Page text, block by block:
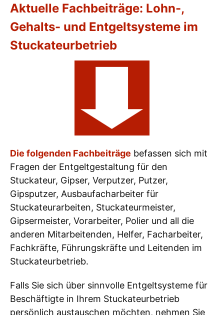
Aktuelle Fachbeiträge: Lohn-,
Gehalts- und Entgeltsysteme im
Stuckateurbetrieb
Die folgenden Fachbeiträge befassen sich mit
Fragen der Entgeltgestaltung für den
Stuckateur, Gipser, Verputzer, Putzer,
Gipsputzer, Ausbaufacharbeiter für
Stuckateurarbeiten, Stuckateurmeister,
Gipsermeister, Vorarbeiter, Polier und all die
anderen Mitarbeitenden, Helfer, Facharbeiter,
Fachkräfte, Führungskräfte und Leitenden im
Stuckateurbetrieb.
Falls Sie sich über sinnvolle Entgeltsysteme für
Beschäftigte in Ihrem Stuckateurbetrieb
persönlich austauschen möchten, nehmen Sie